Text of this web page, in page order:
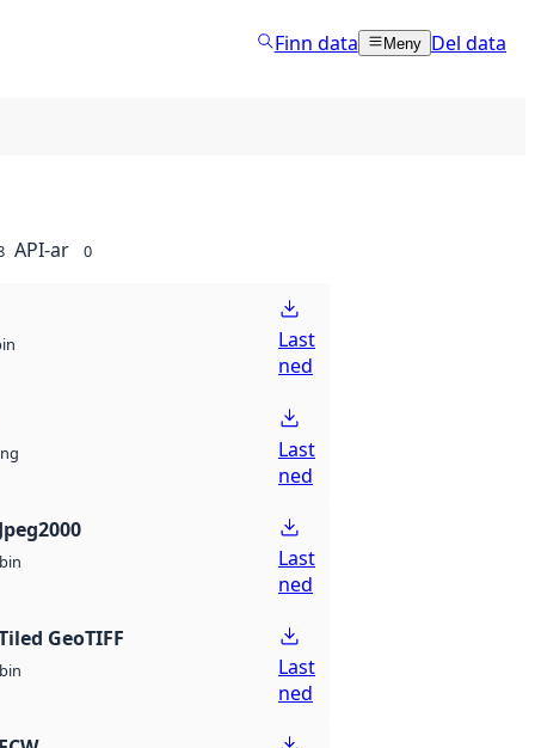
Finn data Meny Del data
API-ar 0
Last
ned
Last
ned
bin
Last
ned
GeoTIFF
bin
Last
ned